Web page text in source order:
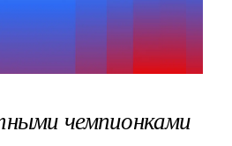
чемпионками